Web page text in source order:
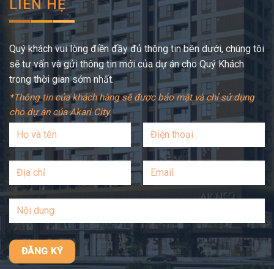
LIÊN HỆ
Quý khách vui lòng điền đầy đủ thông tin bên dưới, chúng tôi
sẽ tư vấn và gửi thông tin mới của dự án cho Quý Khách
trong thời gian sớm nhất.
*Thông tin của khách hàng sẽ được bảo mật và chỉ sử dụng
cho dự án của Akari City.